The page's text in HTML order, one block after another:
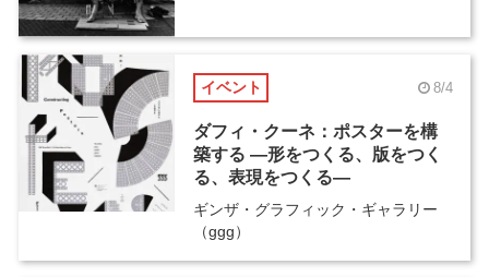
イベント 8/4
ダフィ・クーネ：ポスターを構
築する ―形をつくる、版をつく
る、表現をつくる―
ギンザ・グラフィック・ギャラリー
（ggg）